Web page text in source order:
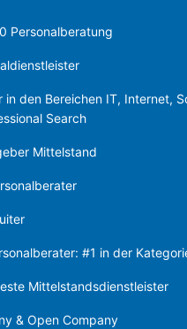
Personalberatung
in den Bereichen IT, Internet,
Search
Mittelstand
#1 in der
Mittelstandsdienstleister
& Open Company